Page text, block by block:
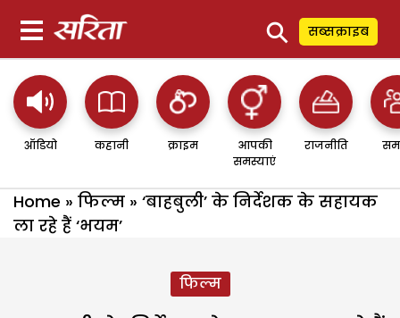
⚲ सब्सक्राइब
ऑडियो कहानी क्राइम
आपकी
समस्याएं
राजनीति
Home » फिल्म » ‘बाहबुली’ के निर्देशक के सहायक
ला रहे हैं ‘भयम’
फिल्म